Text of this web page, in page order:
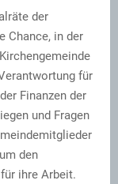
der
Chance, in der
für
Finanzen der
und Fragen
den
ihre Arbeit.